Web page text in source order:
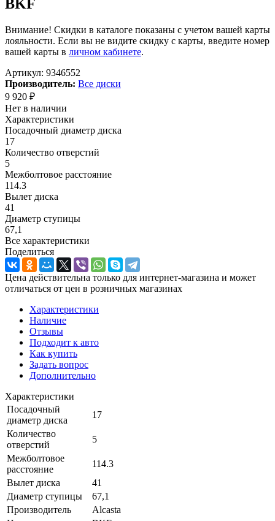
BKF
Внимание! Скидки в каталоге показаны с учетом вашей карты
лояльности. Если вы не видите скидку с карты, введите номер
вашей карты в личном кабинете.
Артикул: 9346552
Производитель: Все диски
9 920 ₽
Нет в наличии
Характеристики
Посадочный диаметр диска
17
Количество отверстий
5
Межболтовое расстояние
114.3
Вылет диска
41
Диаметр ступицы
67,1
Все характеристики
Поделиться
Цена действительна только для интернет-магазина и может
отличаться от цен в розничных магазинах
Характеристики
Наличие
Отзывы
Подходит к авто
Как купить
Задать вопрос
Дополнительно
Характеристики
Посадочный
диаметр диска
17
Количество
отверстий
5
Межболтовое
расстояние
114.3
Вылет диска
41
Диаметр ступицы
67,1
Производитель
Alcasta